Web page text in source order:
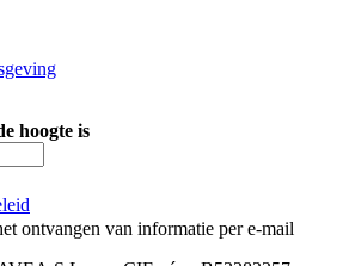
hoogte is
ontvangen van informatie per e-mail